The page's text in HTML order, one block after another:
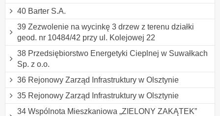
40 Barter S.A.
39 Zezwolenie na wycinkę 3 drzew z terenu działki
geod. nr 10484/42 przy ul. Kolejowej 22
38 Przedsiębiorstwo Energetyki Cieplnej w Suwałkach
Sp. z o.o.
36 Rejonowy Zarząd Infrastruktury w Olsztynie
35 Rejonowy Zarząd Infrastruktury w Olsztynie
34 Wspólnota Mieszkaniowa „ZIELONY ZAKĄTEK”